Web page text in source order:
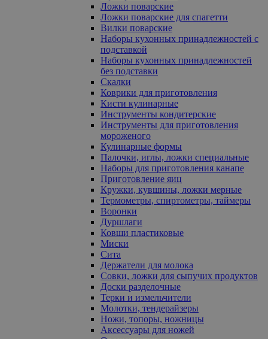
Ложки поварские
Ложки поварские для спагетти
Вилки поварские
Наборы кухонных принадлежностей с
подставкой
Наборы кухонных принадлежностей
без подставки
Скалки
Коврики для приготовления
Кисти кулинарные
Инструменты кондитерские
Инструменты для приготовления
мороженого
Кулинарные формы
Палочки, иглы, ложки специальные
Наборы для приготовления канапе
Приготовление яиц
Кружки, кувшины, ложки мерные
Термометры, спиртометры, таймеры
Воронки
Дуршлаги
Ковши пластиковые
Миски
Сита
Держатели для молока
Совки, ложки для сыпучих продуктов
Доски разделочные
Терки и измельчители
Молотки, тендерайзеры
Ножи, топоры, ножницы
Аксессуары для ножей